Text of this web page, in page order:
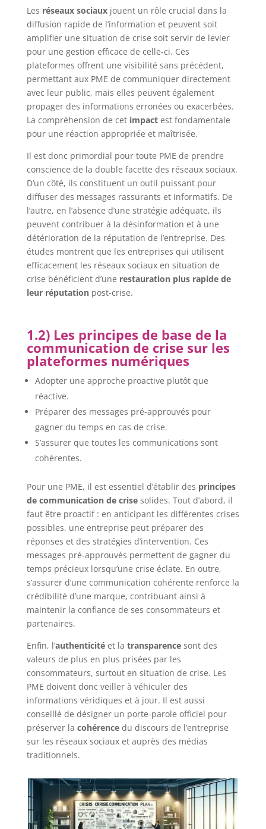
Les réseaux sociauxjouent un rôle crucial dans la
diffusion rapide de l’information et peuvent soit
amplifier une situation de crise soit servir de levier
pour une gestion efficace de celle-ci. Ces
plateformes offrent une visibilité sans précédent,
permettant aux PME de communiquer directement
avec leur public, mais elles peuvent également
propager des informations erronées ou exacerbées.
La compréhension de cet impactest fondamentale
pour une réaction appropriée et maîtrisée.
Il est donc primordial pour toute PME de prendre
conscience de la double facette des réseaux sociaux.
D’un côté, ils constituent un outil puissant pour
diffuser des messages rassurants et informatifs. De
l’autre, en l’absence d’une stratégie adéquate, ils
peuvent contribuer à la désinformation et à une
détérioration de la réputation de l’entreprise. Des
études montrent que les entreprises qui utilisent
efficacement les réseaux sociaux en situation de
crise bénéficient d’une restauration plus rapide de
leur réputationpost-crise.
1.2) Les principes de base de la
communication de crise sur les
plateformes numériques
Adopter une approche proactive plutôt que
réactive.
Préparer des messages pré-approuvés pour
gagner du temps en cas de crise.
S’assurer que toutes les communications sont
cohérentes.
Pour une PME, il est essentiel d’établir des principes
de communication de crisesolides. Tout d’abord, il
faut être proactif : en anticipant les différentes crises
possibles, une entreprise peut préparer des
réponses et des stratégies d’intervention. Ces
messages pré-approuvés permettent de gagner du
temps précieux lorsqu’une crise éclate. En outre,
s’assurer d’une communication cohérente renforce la
crédibilité d’une marque, contribuant ainsi à
maintenir la confiance de ses consommateurs et
partenaires.
Enfin, l’authenticitéet la transparencesont des
valeurs de plus en plus prisées par les
consommateurs, surtout en situation de crise. Les
PME doivent donc veiller à véhiculer des
informations véridiques et à jour. Il est aussi
conseillé de désigner un porte-parole officiel pour
préserver la cohérencedu discours de l’entreprise
sur les réseaux sociaux et auprès des médias
traditionnels.